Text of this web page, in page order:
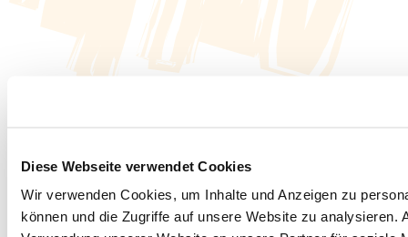
Diese Webseite verwendet Cookies
Wir verwenden Cookies, um Inhalte und Anzeigen zu
können und die Zugriffe auf unsere Website zu analysieren.